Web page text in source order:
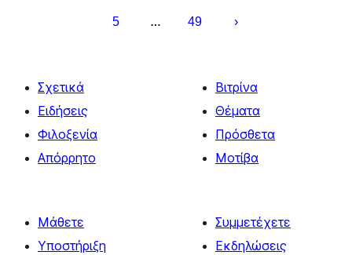
5 … 49
Σχετικά
Ειδήσεις
Φιλοξενία
Απόρρητο
Βιτρίνα
Θέματα
Πρόσθετα
Μοτίβα
Μάθετε
Υποστήριξη
Συμμετέχετε
Εκδηλώσεις